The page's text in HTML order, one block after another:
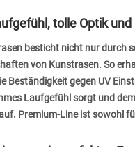
tolle Optik
besticht nicht nur durch
von Kunstrasen. So
Beständigkeit gegen UV
Laufgefühl sorgt und
Premium-Line ist sowohl